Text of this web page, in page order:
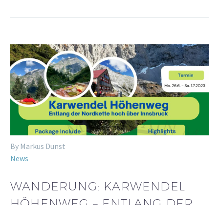
By Markus Dunst
News
WANDERUNG: KARWENDEL